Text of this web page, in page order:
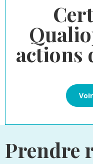
actions
Prendre